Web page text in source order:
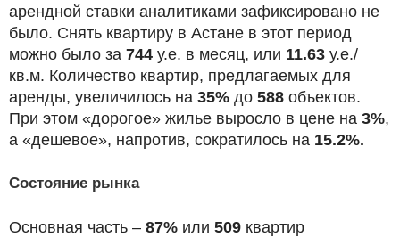
арендной ставки аналитиками зафиксировано не
было. Снять квартиру в Астане в этот период
можно было за 744 у.е. в месяц, или 11.63 у.е./
кв.м. Количество квартир, предлагаемых для
аренды, увеличилось на 35% до 588 объектов.
При этом «дорогое» жилье выросло в цене на 3%,
а «дешевое», напротив, сократилось на 15.2%.
Состояние рынка
Основная часть – 87% или 509 квартир